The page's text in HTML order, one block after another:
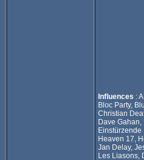
Influences :
Bloc Party,
Christian
Dave
Einstürzende
Heaven 17,
Jan Delay,
Les Liasons,